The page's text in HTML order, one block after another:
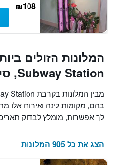
₪108
Subway Station, סיאול
בהם, מקומות לינה ואירוח אלו
לך אפשרות, מומלץ לבדוק
הצג את כל 905 המלונות